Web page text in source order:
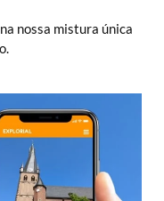
nossa mistura única